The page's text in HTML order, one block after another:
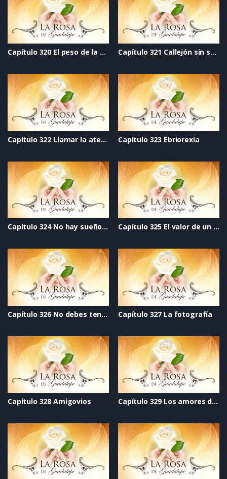
Capítulo 320 El peso de la verdad Capítulo 321 Callejón sin salida
Capítulo 322 Llamar la atención Capítulo 323 Ebriorexia
Capítulo 324 No hay sueños rotos Capítulo 325 El valor de un ser humano
Capítulo 326 No debes tener miedo Capítulo 327 La fotografía
Capítulo 328 Amigovios Capítulo 329 Los amores de la vida